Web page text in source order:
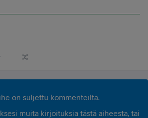
on suljettu kommenteilta.
muita kirjoituksia tästä aiheesta, tai